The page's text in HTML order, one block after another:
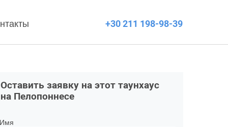
+30 211 198-98-39
Оставить заявку на этот таунхаус
на Пелопоннесе
Имя